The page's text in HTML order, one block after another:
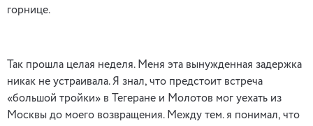
горнице.
Так прошла целая неделя. Меня эта вынужденная задержка
никак не устраивала. Я знал, что предстоит встреча
«большой тройки» в Тегеране и Молотов мог уехать из
Москвы до моего возвращения. Между тем. я понимал, что